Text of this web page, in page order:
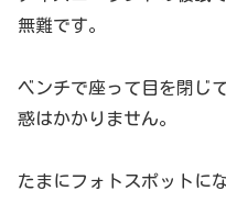
無難です。
ベンチで座って目を閉じ
惑はかかりません。
たまにフォトスポットに